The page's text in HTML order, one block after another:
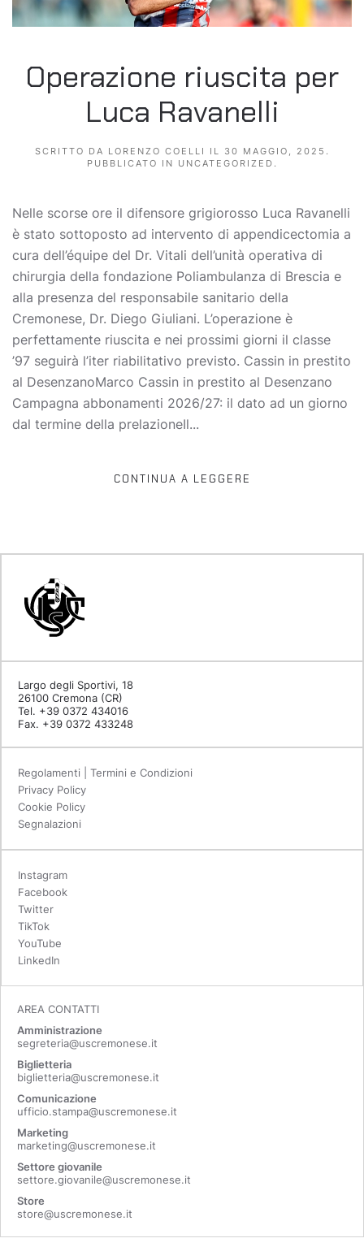
Operazione riuscita per
Luca Ravanelli
SCRITTO DA LORENZO COELLI IL 30 MAGGIO, 2025 .
PUBBLICATO IN UNCATEGORIZED .
Nelle scorse ore il difensore grigiorosso Luca Ravanelli
è stato sottoposto ad intervento di appendicectomia a
cura dell’équipe del Dr. Vitali dell’unità operativa di
chirurgia della fondazione Poliambulanza di Brescia e
alla presenza del responsabile sanitario della
Cremonese, Dr. Diego Giuliani. L’operazione è
perfettamente riuscita e nei prossimi giorni il classe
’97 seguirà l’iter riabilitativo previsto. Cassin in prestito
al DesenzanoMarco Cassin in prestito al Desenzano
Campagna abbonamenti 2026/27: il dato ad un giorno
dal termine della prelazioneIl...
CONTINUA A LEGGERE
Largo degli Sportivi, 18
26100 Cremona (CR)
Tel. +39 0372 434016
Fax. +39 0372 433248
Regolamenti | Termini e Condizioni
Privacy Policy
Cookie Policy
Segnalazioni
Instagram
Facebook
Twitter
TikTok
YouTube
LinkedIn
AREA CONTATTI
Amministrazione
segreteria@uscremonese.it
Biglietteria
biglietteria@uscremonese.it
Comunicazione
ufficio.stampa@uscremonese.it
Marketing
marketing@uscremonese.it
Settore giovanile
settore.giovanile@uscremonese.it
Store
store@uscremonese.it